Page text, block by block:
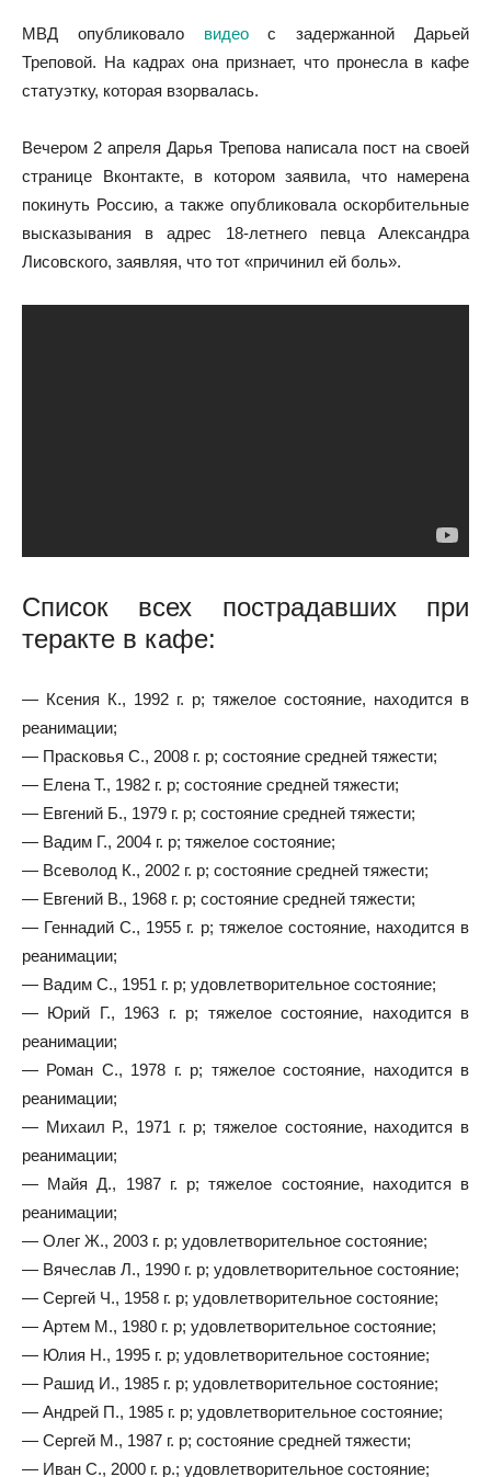
МВД опубликовало видеос задержанной Дарьей
Треповой. На кадрах она признает, что пронесла в кафе
статуэтку, которая взорвалась.
Вечером 2 апреля Дарья Трепова написала пост на своей
странице Вконтакте, в котором заявила, что намерена
покинуть Россию, а также опубликовала оскорбительные
высказывания в адрес 18-летнего певца Александра
Лисовского, заявляя, что тот «причинил ей боль».
Список всех пострадавших при
теракте в кафе:
— Ксения К., 1992 г. р; тяжелое состояние, находится в
реанимации;
— Прасковья С., 2008 г. р; состояние средней тяжести;
— Елена Т., 1982 г. р; состояние средней тяжести;
— Евгений Б., 1979 г. р; состояние средней тяжести;
— Вадим Г., 2004 г. р; тяжелое состояние;
— Всеволод К., 2002 г. р; состояние средней тяжести;
— Евгений В., 1968 г. р; состояние средней тяжести;
— Геннадий С., 1955 г. р; тяжелое состояние, находится в
реанимации;
— Вадим С., 1951 г. р; удовлетворительное состояние;
— Юрий Г., 1963 г. р; тяжелое состояние, находится в
реанимации;
— Роман С., 1978 г. р; тяжелое состояние, находится в
реанимации;
— Михаил Р., 1971 г. р; тяжелое состояние, находится в
реанимации;
— Майя Д., 1987 г. р; тяжелое состояние, находится в
реанимации;
— Олег Ж., 2003 г. р; удовлетворительное состояние;
— Вячеслав Л., 1990 г. р; удовлетворительное состояние;
— Сергей Ч., 1958 г. р; удовлетворительное состояние;
— Артем М., 1980 г. р; удовлетворительное состояние;
— Юлия Н., 1995 г. р; удовлетворительное состояние;
— Рашид И., 1985 г. р; удовлетворительное состояние;
— Андрей П., 1985 г. р; удовлетворительное состояние;
— Сергей М., 1987 г. р; состояние средней тяжести;
— Иван С., 2000 г. р.; удовлетворительное состояние;